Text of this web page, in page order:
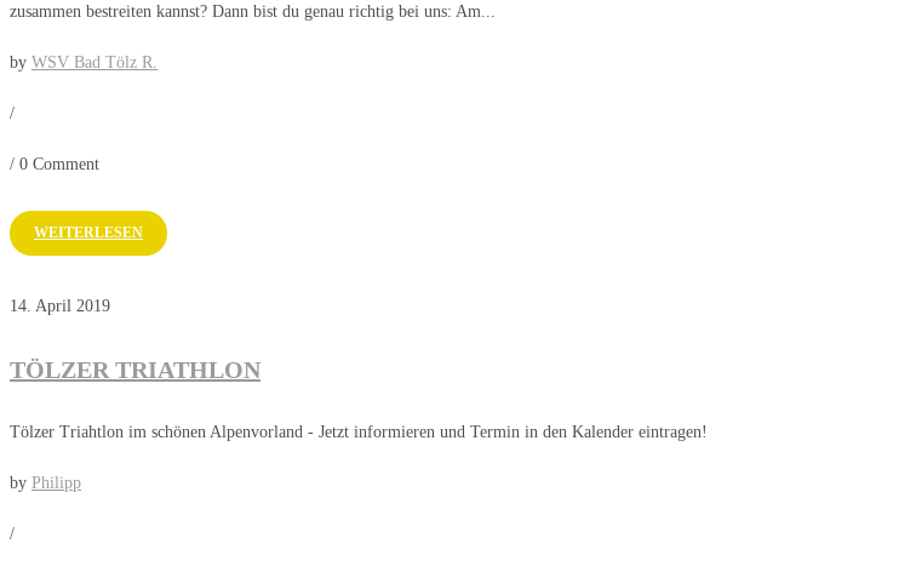
zusammen bestreiten kannst? Dann bist du genau richtig bei uns: Am...
by WSV Bad Tölz R.
/
/ 0 Comment
WEITERLESEN
14. April 2019
TÖLZER TRIATHLON
Tölzer Triahtlon im schönen Alpenvorland - Jetzt informieren und Termin in den Kalender eintragen!
by Philipp
/